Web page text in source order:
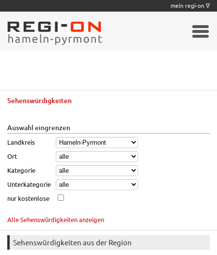
Sehenswürdigkeiten
Auswahl eingrenzen
Landkreis
Ort
Kategorie
Unterkategorie
nur kostenlose
Alle Sehenswürdigkeiten anzeigen
Sehenswürdigkeiten aus der Region
mein regi-on ∇